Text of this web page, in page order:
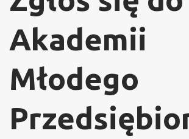
Akademii
Młodego